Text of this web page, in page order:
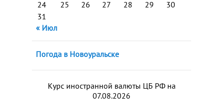
24
25 26 27 28 29
30
31
« Июл
Погода в Новоуральске
Курс иностранной валюты ЦБ РФ на
07.08.2026